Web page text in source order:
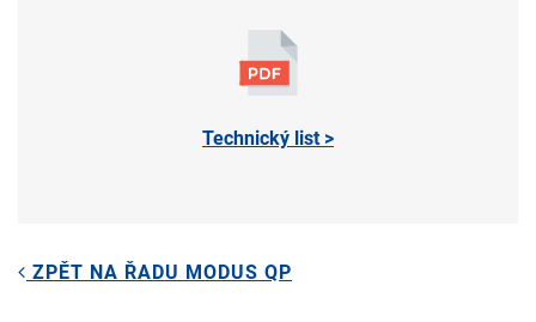
Technický list >
ZPĚT NA ŘADU MODUS QP